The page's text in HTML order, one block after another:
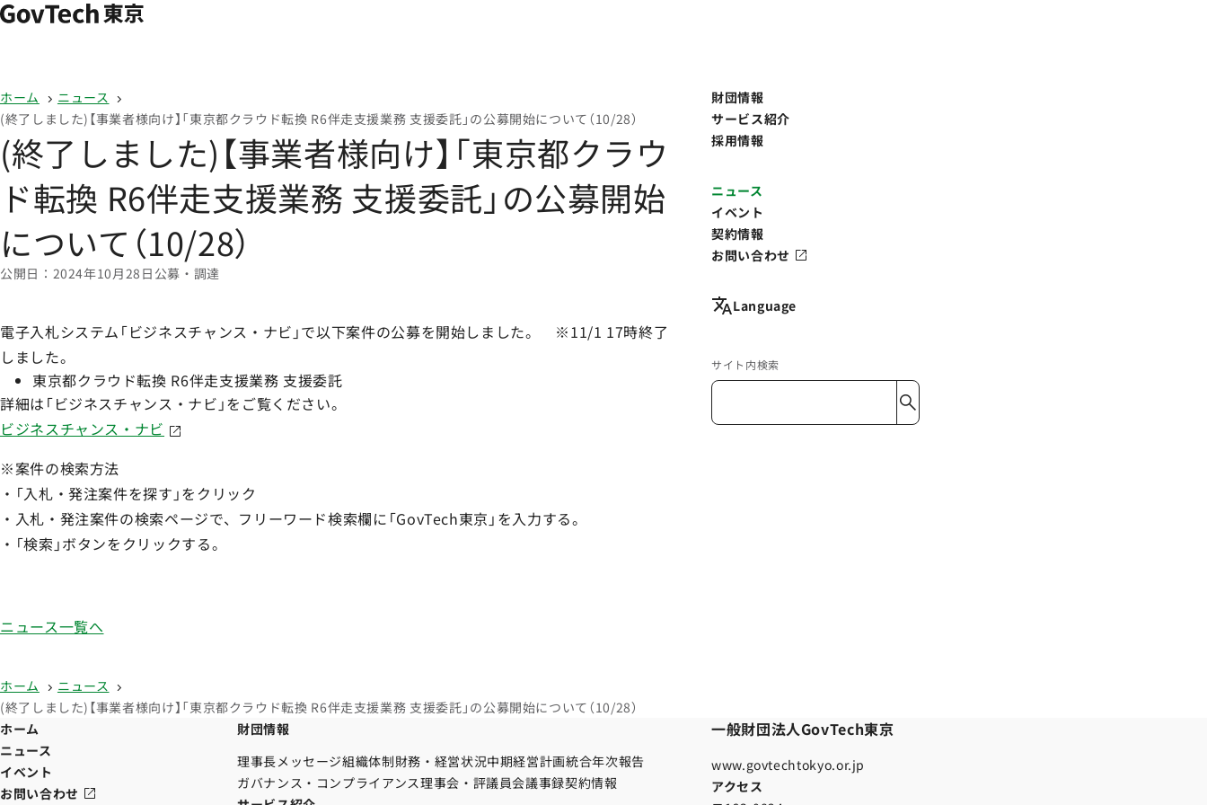
本文へ移動 ホーム
財団情報
サービス紹介
採用情報
ニュース
イベント
契約情報
お問い合わせ
Language
サイト内検索
ホーム
ニュース
(終了しました)【事業者様向け】「東京都クラウド転換 R6伴走支援業務 支援委託」の公募開始について（10/28）
(終了しました)【事業者様向け】「東京都クラウ
ド転換 R6伴走支援業務 支援委託」の公募開始
について（10/28）
公開日 2024年10月28日 公募・調達
電子入札システム「ビジネスチャンス・ナビ」で以下案件の公募を開始しました。 ※11/1 17時終了
しました。
東京都クラウド転換 R6伴走支援業務 支援委託
詳細は「ビジネスチャンス・ナビ」をご覧ください。
ビジネスチャンス・ナビ
※案件の検索方法
・「入札・発注案件を探す」をクリック
・入札・発注案件の検索ページで、フリーワード検索欄に「GovTech東京」を入力する。
・「検索」ボタンをクリックする。
ニュース一覧へ
ホーム
ニュース
(終了しました)【事業者様向け】「東京都クラウド転換 R6伴走支援業務 支援委託」の公募開始について（10/28）
ホーム
ニュース
イベント
お問い合わせ
財団情報
理事長メッセージ組織体制財務・経営状況中期経営計画統合年次報告
ガバナンス・コンプライアンス理事会・評議員会議事録契約情報
一般財団法人GovTech東京
www.govtechtokyo.or.jp
アクセス